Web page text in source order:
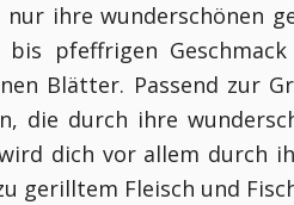
nur ihre wunderschönen
pfeffrigen Geschmack
Blätter. Passend zur
die durch ihre
dich vor allem durch
gerilltem Fleisch und